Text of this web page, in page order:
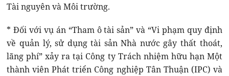
Tài nguyên và Môi trường.
* Đối với vụ án “Tham ô tài sản” và “Vi phạm quy định
về quản lý, sử dụng tài sản Nhà nước gây thất thoát,
lãng phí” xảy ra tại Công ty Trách nhiệm hữu hạn Một
thành viên Phát triển Công nghiệp Tân Thuận (IPC) và